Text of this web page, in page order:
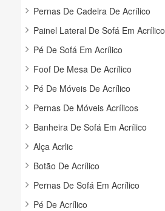
Pernas De Cadeira De Acrílico
Painel Lateral De Sofá Em Acrílico
Pé De Sofá Em Acrílico
Foof De Mesa De Acrílico
Pé De Móveis De Acrílico
Pernas De Móveis Acrílicos
Banheira De Sofá Em Acrílico
Alça Acrlic
Botão De Acrílico
Pernas De Sofá Em Acrílico
Pé De Acrílico